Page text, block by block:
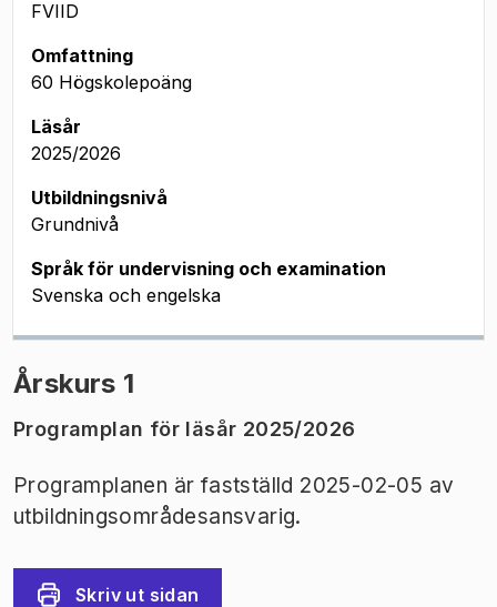
FVIID
Omfattning
60 Högskolepoäng
Läsår
2025/2026
Utbildningsnivå
Grundnivå
Språk för undervisning och examination
Svenska och engelska
Årskurs 1
Programplan för läsår 2025/2026
Programplanen är fastställd 2025-02-05 av
utbildningsområdesansvarig.
Skriv ut sidan